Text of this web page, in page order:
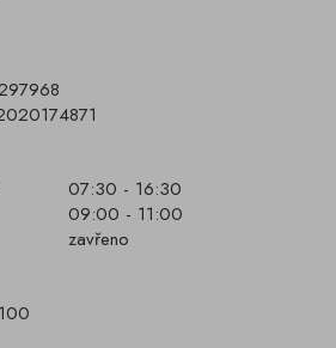
07:30 - 16:30
09:00 - 11:00
zavřeno